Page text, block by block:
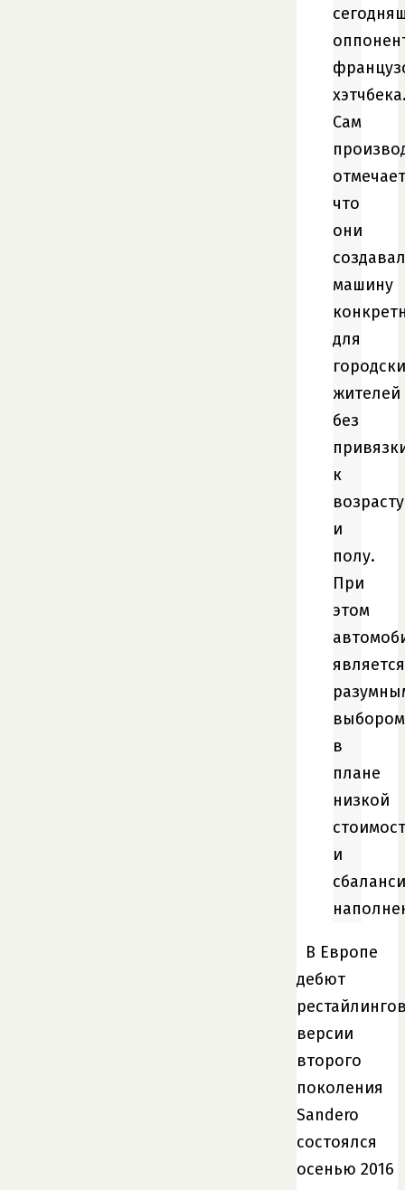
Сам
что
они
машину
для
жителей
без
к
возрасту
и
полу.
При
этом
является
выбором
в
плане
низкой
и
В Европе
дебют
версии
второго
поколения
Sandero
состоялся
осенью 2016